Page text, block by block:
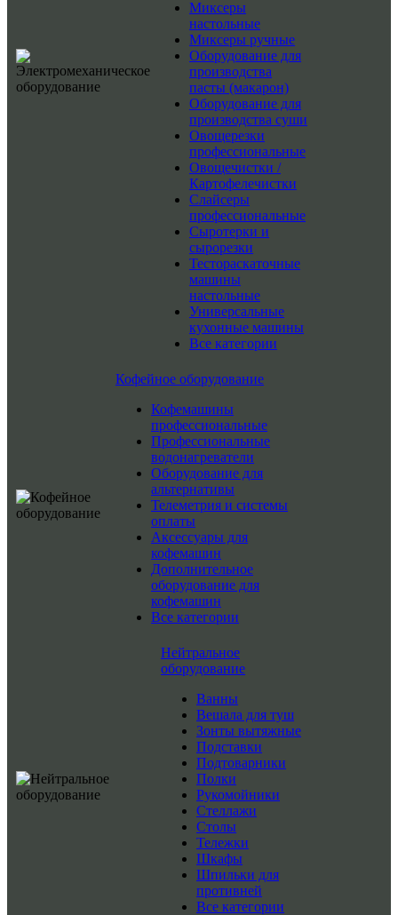
Миксеры
настольные
Миксеры ручные
Оборудование для
производства
пасты (макарон)
Оборудование для
производства суши
Овощерезки
профессиональные
Овощечистки /
Картофелечистки
Слайсеры
профессиональные
Сыротерки и
сырорезки
Тестораскаточные
машины
настольные
Универсальные
кухонные машины
Все категории
Кофейное оборудование
Кофемашины
профессиональные
Профессиональные
водонагреватели
Оборудование для
альтернативы
Телеметрия и системы
оплаты
Аксессуары для
кофемашин
Дополнительное
оборудование для
кофемашин
Все категории
Нейтральное
оборудование
Ванны
Вешала для туш
Зонты вытяжные
Подставки
Подтоварники
Полки
Рукомойники
Стеллажи
Столы
Тележки
Шкафы
Шпильки для
противней
Все категории